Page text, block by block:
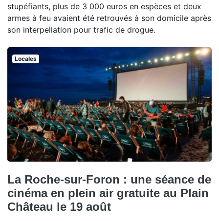
stupéfiants, plus de 3 000 euros en espèces et deux
armes à feu avaient été retrouvés à son domicile après
son interpellation pour trafic de drogue.
Locales
La Roche-sur-Foron : une séance de
cinéma en plein air gratuite au Plain
Château le 19 août